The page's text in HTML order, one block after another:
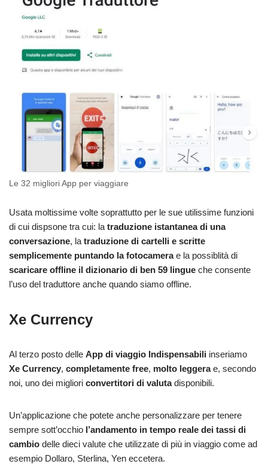
Le 32 migliori App per viaggiare
Usata moltissime volte soprattutto per le sue utilissime funzioni
di cui dispsone tra cui: la traduzione istantanea di una
conversazione, la traduzione di cartelli e scritte
semplicemente puntando la fotocamerae la possiblità di
scaricare offline il dizionario di ben 59 lingue che consente
l’uso del traduttore anche quando siamo offline.
Xe Currency
Al terzo posto delle App di viaggio Indispensabili inseriamo
Xe Currency, completamente free, molto leggerae, secondo
noi, uno dei migliori convertitori di valutadisponibili.
Un’applicazione che potete anche personalizzare per tenere
sempre sott’occhio l’andamento in tempo reale dei tassi di
cambio delle dieci valute che utilizzate di più in viaggio come ad
esempio Dollaro, Sterlina, Yen eccetera.